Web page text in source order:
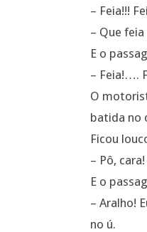
– Feia!!!
– Que
E o
– Feia!….
O
batida no
Ficou
– Pô,
E o
– Aralho!
no ú.